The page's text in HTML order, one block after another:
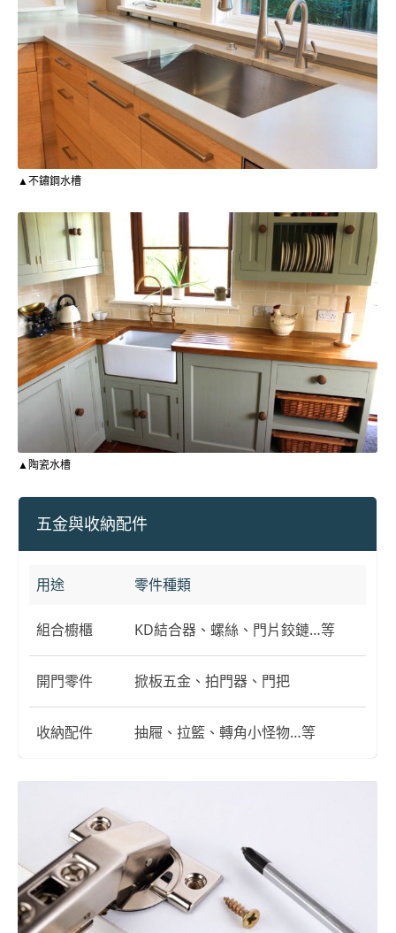
▲不鏽鋼水槽
▲陶瓷水槽
五金與收納配件
用途 零件種類
組合櫥櫃 KD結合器、螺絲、門片鉸鏈…等
開門零件 掀板五金、拍門器、門把
收納配件 抽屜、拉籃、轉角小怪物…等